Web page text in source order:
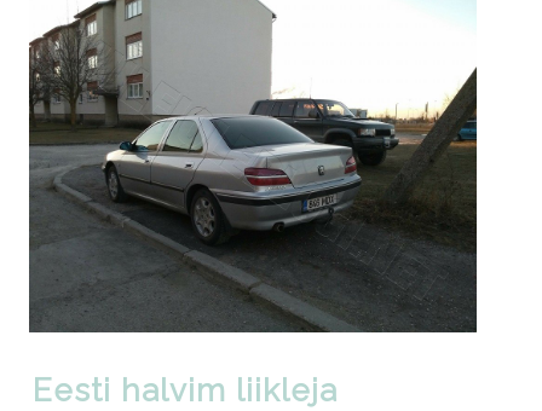
Eesti halvim liikleja